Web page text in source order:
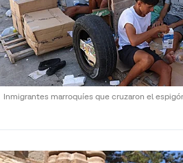
Inmigrantes marroquíes que cruzaron el